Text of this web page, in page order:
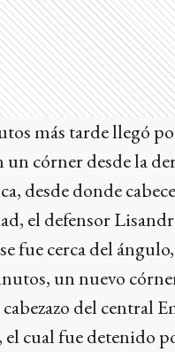
más tarde llegó
un córner desde la
desde donde
el defensor
fue cerca del
un nuevo
del central
cual fue detenido